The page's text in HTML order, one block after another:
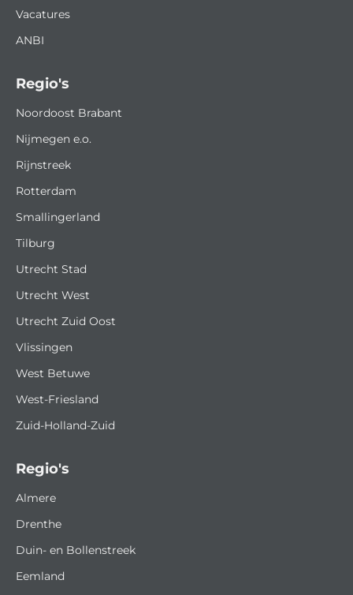
Regio's
Almere
Drenthe
Duin- en Bollenstreek
Eemland
Regio's
Noordoost Brabant
Nijmegen e.o.
Rijnstreek
Rotterdam
Smallingerland
Tilburg
Utrecht Stad
Utrecht West
Utrecht Zuid Oost
Vlissingen
West Betuwe
West-Friesland
Zuid-Holland-Zuid
Vacatures
ANBI